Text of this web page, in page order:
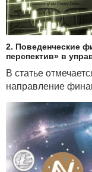
действующих
имеющие таких
· по цели:
прогнозировать
программные,
состояния
программой;
сочетание
2. Поведенческие
перспектив» в
В статье
направление